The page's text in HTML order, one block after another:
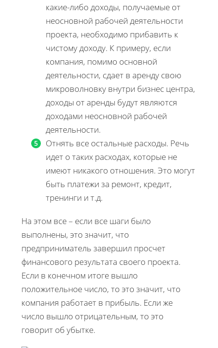
какие-либо доходы, получаемые от
неосновной рабочей деятельности
проекта, необходимо прибавить к
чистому доходу. К примеру, если
компания, помимо основной
деятельности, сдает в аренду свою
микроволновку внутри бизнес центра,
доходы от аренды будут являются
доходами неосновной рабочей
деятельности.
Отнять все остальные расходы. Речь
идет о таких расходах, которые не
имеют никакого отношения. Это могут
быть платежи за ремонт, кредит,
тренинги и т.д.
На этом все – если все шаги было
выполнены, это значит, что
предприниматель завершил просчет
финансового результата своего проекта.
Если в конечном итоге вышло
положительное число, то это значит, что
компания работает в прибыль. Если же
число вышло отрицательным, то это
говорит об убытке.